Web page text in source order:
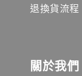
退換貨流程
關於我們